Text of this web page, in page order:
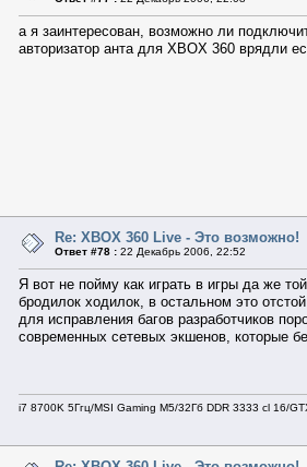
а я заинтересован, возможно ли
авторизатор анта для XBOX 360 врядли
Re: XBOX 360 Live - Это возможно!
Ответ #78 : 22 Декабрь 2006, 22:52
Я вот не пойму как играть в игры да же
бродилок ходилок, в остальном это
для исправления багов разработчиков
современных сетевых экшенов, которые
i7 8700K 5Ггц/MSI Gaming M5/32Гб DDR 3333 cl 16/